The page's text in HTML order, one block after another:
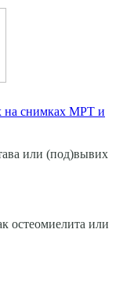
на снимках МРТ и
или (под)вывих
остеомиелита или